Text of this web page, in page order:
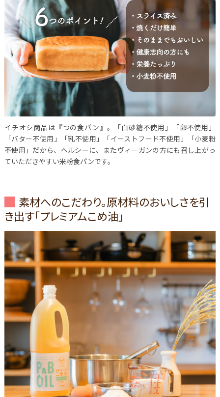
イチオシ商品は『つの食パン』。「白砂糖不使用」「卵不使用」
「バター不使用」「乳不使用」「イーストフード不使用」「小麦粉
不使用」だから、ヘルシーに、またヴィ―ガンの方にも召し上がっ
ていただきやすい米粉食パンです。
素材へのこだわり。原材料のおいしさを引
き出す「プレミアムこめ油」